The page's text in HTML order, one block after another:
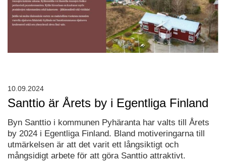
Santtio är Årets by i Egentliga Finland
Byn Santtio i kommunen Pyhäranta har valts till Årets
by 2024 i Egentliga Finland. Bland motiveringarna till
utmärkelsen är att det varit ett långsiktigt och
mångsidigt arbete för att göra Santtio attraktivt.
10.09.2024